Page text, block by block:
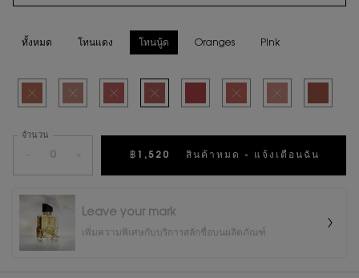
สินค้าหมดแล้วค่ะ N12_NUDE INSTINCT
ทั้งหมด โทนแดง โทนนู้ด Oranges Pink
Selected
สินค้าหมดแล้วค่ะ
Selected
สินค้าหมดแล้วค่ะ
Selected
สินค้าหมดแล้วค่ะ
Selected
สินค้าหมดแล้วค่ะN7_DESIRE ROSE, 5 of 8
Selected
สินค้าหมดแล้วค่ะ
Selected
สินค้าหมดแล้วค่ะ
จำนวน
+ ฿1,520 สินค้าหมด - แจ้งเตือนฉัน
Leave your mark
เพิ่มความพิเศษกับบริการสลักชื่อบนผลิตภัณฑ์